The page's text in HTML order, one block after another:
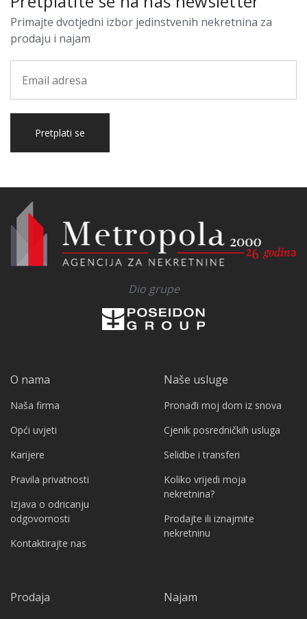
Primajte dvotjedni izbor jedinstvenih nekretnina za
prodaju i najam
Pretplati se
Dio grupe
O nama
Naša firma
Opći uvjeti
Karijere
Pravila privatnosti
Izjava o odricanju
odgovornosti
Kontaktirajte nas
Naše usluge
Pronađi moj dom iz snova
Cjenik posredničkih usluga
Selidbe i transferi
Koliko vrijedi moja
nekretnina?
Prodajte ili iznajmite
nekretninu
Prodaja Najam